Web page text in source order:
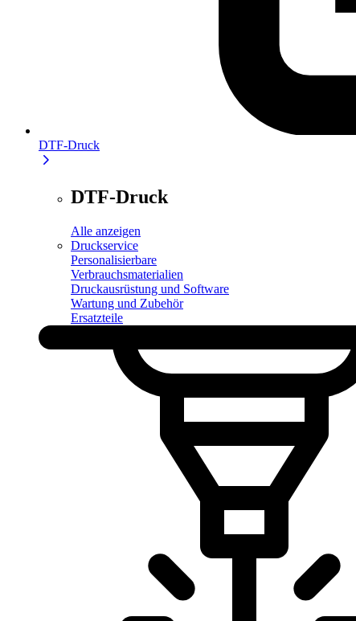
DTF-Druck
DTF-Druck
Alle anzeigen
Druckservice
Personalisierbare
Verbrauchsmaterialien
Druckausrüstung und Software
Wartung und Zubehör
Ersatzteile